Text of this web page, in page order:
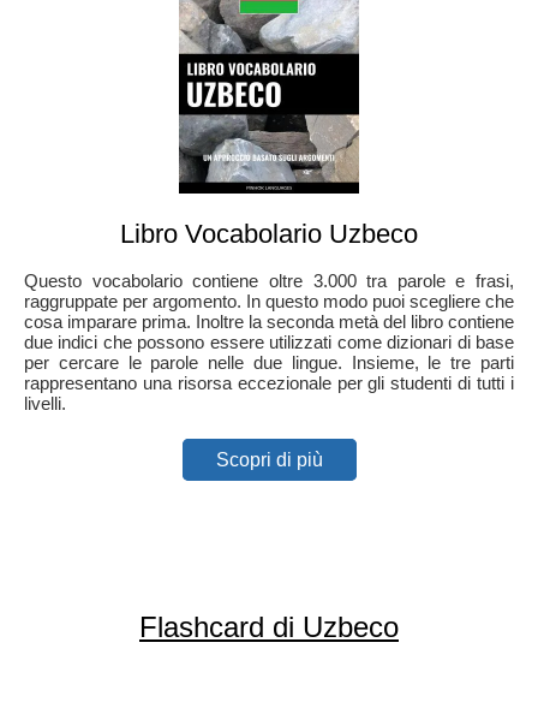
Libro Vocabolario Uzbeco
Questo vocabolario contiene oltre 3.000 tra parole e frasi,
raggruppate per argomento. In questo modo puoi scegliere che
cosa imparare prima. Inoltre la seconda metà del libro contiene
due indici che possono essere utilizzati come dizionari di base
per cercare le parole nelle due lingue. Insieme, le tre parti
rappresentano una risorsa eccezionale per gli studenti di tutti i
livelli.
Scopri di più
Flashcard di Uzbeco